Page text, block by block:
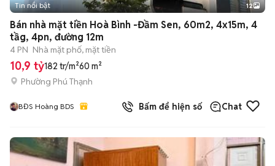
+2
Tin nổi bật 12
Bán nhà mặt tiền Hoà Bình -Đầm Sen, 60m2, 4x15m, 4
tầg, 4pn, đường 12m
4 PN Nhà mặt phố, mặt tiền
10,9 tỷ182 tr/m²60 m²
Phường Phú Thạnh
BĐS Hoàng BDS Bấm để hiện số Chat